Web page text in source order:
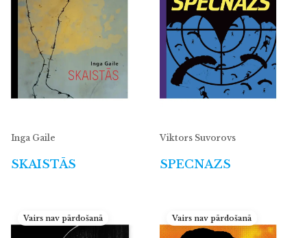
Inga Gaile
SKAISTĀS
Viktors Suvorovs
SPECNAZS
Vairs nav pārdošanā Vairs nav pārdošanā